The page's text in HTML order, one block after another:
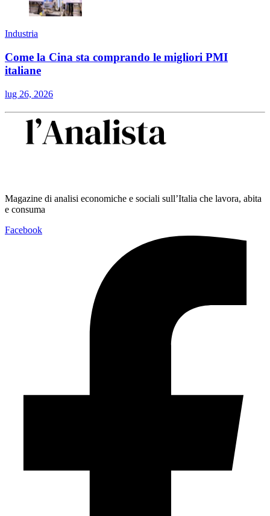
Industria
Come la Cina sta comprando le migliori PMI
italiane
lug 26, 2026
Magazine di analisi economiche e sociali sull’Italia che lavora, abita
e consuma
Facebook